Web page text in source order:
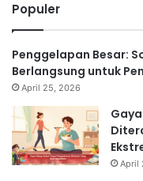
Populer
Penggelapan Besar:
Berlangsung untuk
April 25, 2026
April